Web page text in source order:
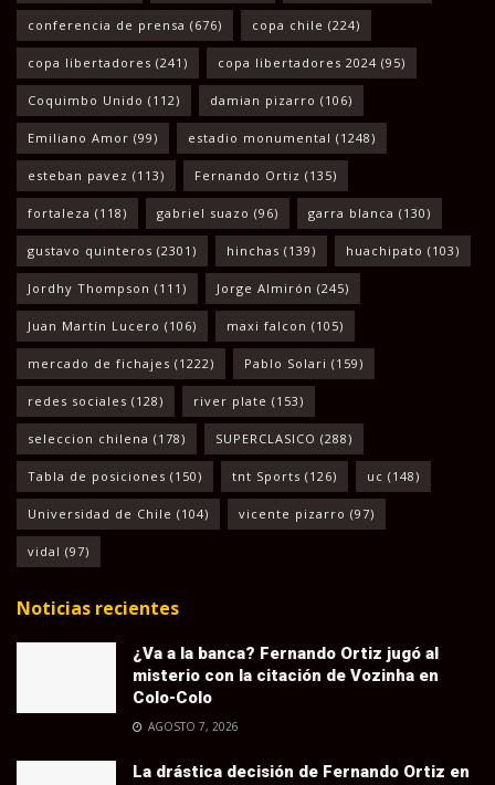
conferencia de prensa (676) copa chile (224)
copa libertadores (241) copa libertadores 2024 (95)
Coquimbo Unido (112) damian pizarro (106)
Emiliano Amor (99) estadio monumental (1248)
esteban pavez (113) Fernando Ortiz (135)
fortaleza (118) gabriel suazo (96) garra blanca (130)
gustavo quinteros (2301) hinchas (139) huachipato (103)
Jordhy Thompson (111) Jorge Almirón (245)
Juan Martín Lucero (106) maxi falcon (105)
mercado de fichajes (1222) Pablo Solari (159)
redes sociales (128) river plate (153)
seleccion chilena (178) SUPERCLASICO (288)
Tabla de posiciones (150) tnt Sports (126) uc (148)
Universidad de Chile (104) vicente pizarro (97)
vidal (97)
Noticias recientes
¿Va a la banca? Fernando Ortiz jugó al
misterio con la citación de Vozinha en
Colo-Colo
AGOSTO 7, 2026
La drástica decisión de Fernando Ortiz en